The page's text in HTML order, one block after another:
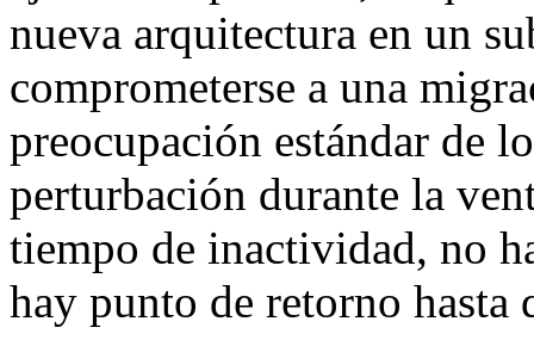
nueva arquitectura en un
comprometerse a una
preocupación estándar de
perturbación durante la
tiempo de inactividad, no
hay punto de retorno hasta